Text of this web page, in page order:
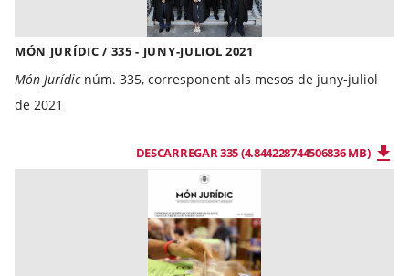
MÓN JURÍDIC / 335 - JUNY-JULIOL 2021
Món Jurídicnúm. 335, corresponent als mesos de juny-juliol
de 2021
DESCARREGAR 335 (4.844228744506836 MB)